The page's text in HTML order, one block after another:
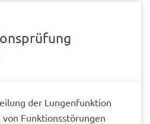
der Lungenfunktion
Funktionsstörungen